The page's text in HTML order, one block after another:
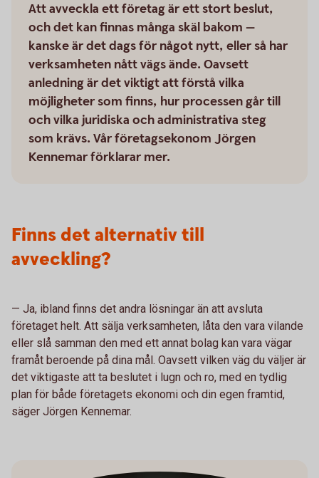
Att avveckla ett företag är ett stort beslut,
och det kan finnas många skäl bakom —
kanske är det dags för något nytt, eller så har
verksamheten nått vägs ände. Oavsett
anledning är det viktigt att förstå vilka
möjligheter som finns, hur processen går till
och vilka juridiska och administrativa steg
som krävs. Vår företagsekonom Jörgen
Kennemar förklarar mer.
Finns det alternativ till
avveckling?
— Ja, ibland finns det andra lösningar än att avsluta
företaget helt. Att sälja verksamheten, låta den vara vilande
eller slå samman den med ett annat bolag kan vara vägar
framåt beroende på dina mål. Oavsett vilken väg du väljer är
det viktigaste att ta beslutet i lugn och ro, med en tydlig
plan för både företagets ekonomi och din egen framtid,
säger Jörgen Kennemar.